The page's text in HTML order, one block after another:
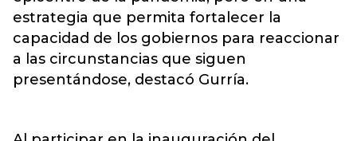
estrategia que permita fortalecer la
capacidad de los gobiernos para reaccionar
a las circunstancias que siguen
presentándose, destacó Gurría.